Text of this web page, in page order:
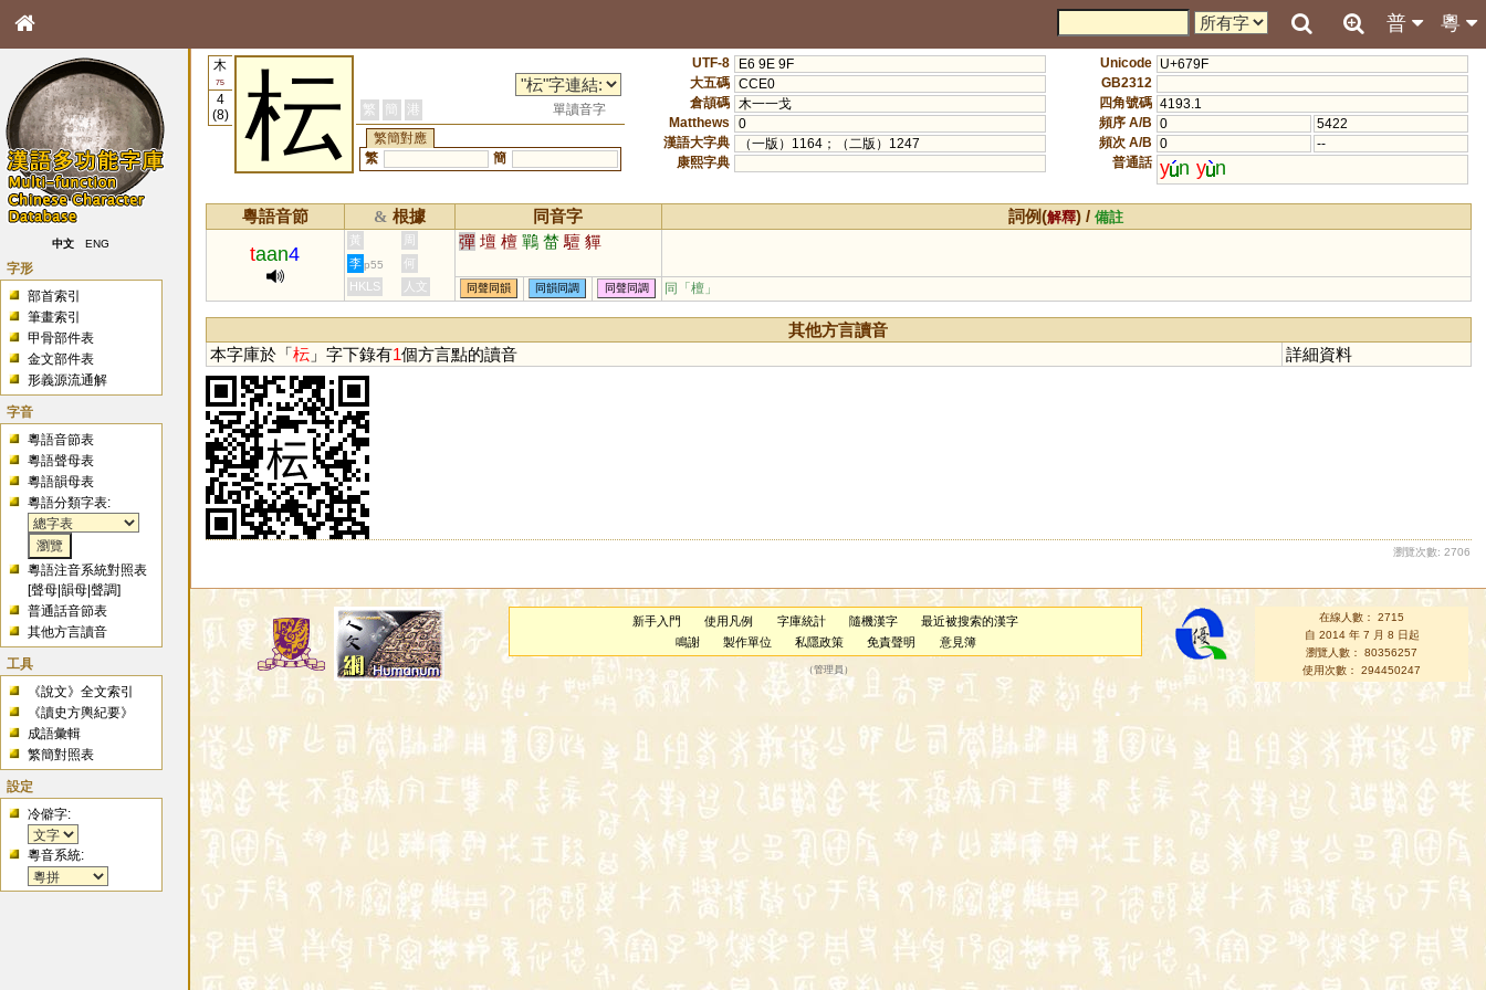
粵
普
中文 ENG
字形
部首索引
筆畫索引
甲骨部件表
金文部件表
形義源流通解
字音
粵語音節表
粵語聲母表
粵語韻母表
粵語分類字表:
粵語注音系統對照表
[聲母 |韻母 |聲調]
普通話音節表
其他方言讀音
工具
《說文》全文索引
《讀史方輿紀要》
成語彙輯
繁簡對照表
設定
冷僻字:
粵音系統:
木
75
4
(8)
枟 繁 簡 港
單讀音字
繁簡對應
繁
簡
UTF-8
E6 9E 9F
大五碼 CCE0
倉頡碼
木一一戈
Matthews
0
漢語大字典
（一版）1164；（二版）1247
康熙字典
Unicode U+679F
GB2312
四角號碼 4193.1
頻序 A/B 0
5422
頻次 A/B 0
--
普通話 y n y n
粵語音節 & 根據 同音字 詞例(解釋) /備註
taan4
黃 周 彈 壇 檀 鷤 榃 驙 貚
李 p55
何
HKLS
人文 同聲同韻 同韻同調 同聲同調 同「檀 」
其他方言讀音
本字庫於「 枟」字下錄有1個方言點的讀音 詳細資料
瀏覽次數: 2706
新手入門 使用凡例 字庫統計 隨機漢字
最近被搜索的漢字
鳴謝
製作單位 私隱政策 免責聲明 意見簿
（管理員 ）
在線人數： 2715
自 2014 年 7 月 8 日起
瀏覽人數： 80356257
使用次數： 294450247